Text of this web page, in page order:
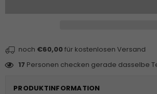
noch €60,00 für kostenlosen Versand
17 Personen checken gerade dasselbe
PRODUKTINFORMATION